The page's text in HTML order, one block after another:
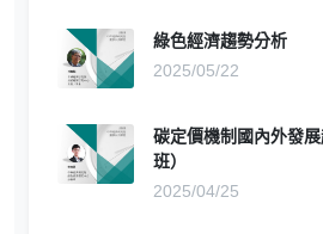
綠色經濟趨勢分析
2025/05/22
碳定價機制國內外發
班）
2025/04/25